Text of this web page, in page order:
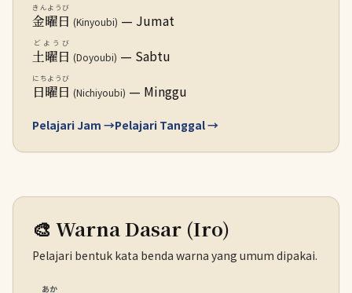
金曜日
きんようび
(Kinyoubi) — Jumat
土曜日
どようび
(Doyoubi) — Sabtu
日曜日
にちようび
(Nichiyoubi) — Minggu
Pelajari Jam →Pelajari Tanggal →
🎨 Warna Dasar (Iro)
Pelajari bentuk kata benda warna yang umum dipakai.
あか